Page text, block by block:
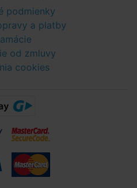
podmienky
a platby
od zmluvy
cookies